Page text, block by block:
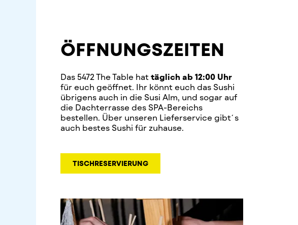
ÖFFNUNGSZEITEN
Das 5472 The Table hattäglich ab 12:00 Uhr
für euch geöffnet. Ihr könnt euch das Sushi
übrigens auch in die Susi Alm, und sogar auf
die Dachterrasse des SPA-Bereichs
bestellen. Über unseren Lieferservice gibt´s
auch bestes Sushi für zuhause.
TISCHRESERVIERUNG